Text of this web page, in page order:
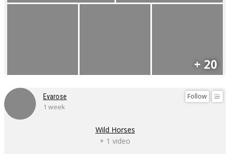
+ 20
Follow
Evarose
1 week
Wild Horses
+ 1 video